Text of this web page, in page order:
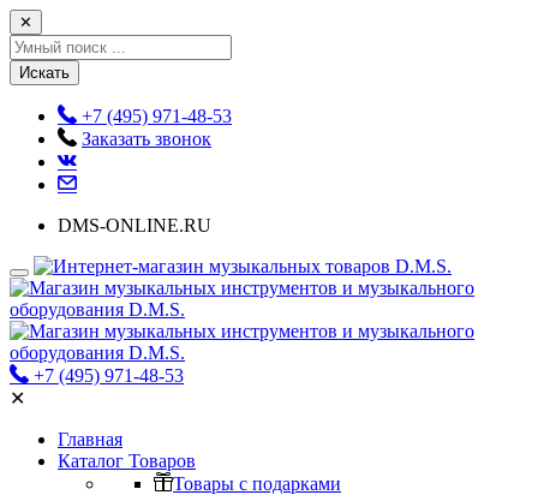
✕
Искать
+7 (495) 971-48-53
Заказать звонок
DMS-ONLINE.RU
+7 (495) 971-48-53
✕
Главная
Каталог Товаров
Товары с подарками